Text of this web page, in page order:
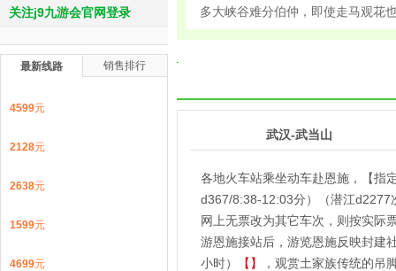
多大峡谷难分伯仲，即使走马观花
武汉-武当山
各地火车站乘坐动车赴恩施，【指
d367/8:38-12:03分）（潜江
网上无票改为其它车次，则按实际
游恩施接站后，游览恩施反映封建
小时）
【】
，观赏土家族传统的吊
关注j9九游会官网登录
最新线路 销售排行
4599元
2128元
2638元
1599元
4699元